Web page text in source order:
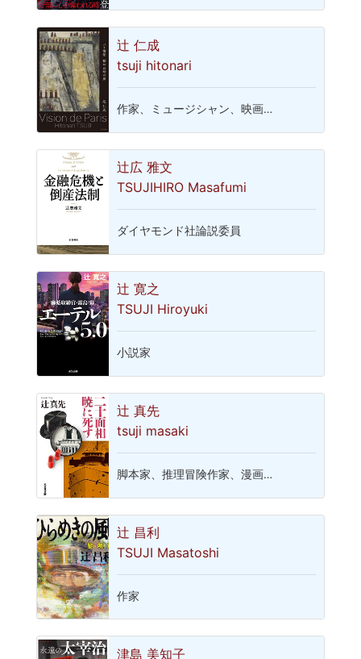
辻 仁成
tsuji hitonari
作家、ミュージシャン、映画…
辻広 雅文
TSUJIHIRO Masafumi
ダイヤモンド社論説委員
辻 寛之
TSUJI Hiroyuki
小説家
辻 真先
tsuji masaki
脚本家、推理冒険作家、漫画…
辻 昌利
TSUJI Masatoshi
作家
津島 美知子